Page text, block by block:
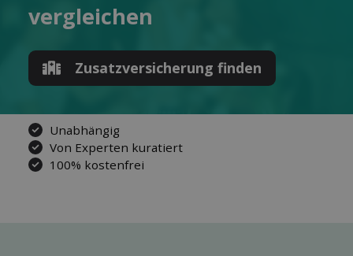
ver­gleichen
Zusatz­versicherung finden
Unabhängig
Von Experten kuratiert
100% kostenfrei